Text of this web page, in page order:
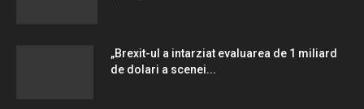
„Brexit-ul a intarziat evaluarea de 1 miliard
de dolari a scenei...